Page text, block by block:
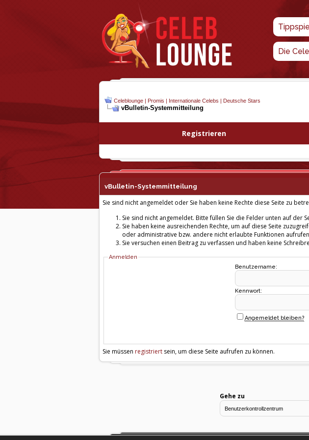
Die
Celeblounge | Promis | Internationale Celebs | Deutsche Stars
vBulletin-Systemmitteilung
Registrieren
vBulletin-Systemmitteilung
Sie sind nicht angemeldet oder Sie haben keine Rechte diese Seite zu
Sie sind nicht angemeldet. Bitte füllen Sie die Felder unten auf der
Sie haben keine ausreichenden Rechte, um auf diese Seite
oder administrative bzw. andere nicht erlaubte Funktionen
Sie versuchen einen Beitrag zu verfassen und haben keine
Anmelden
Benutzername:
Kennwort:
Angemeldet bleiben?
Sie müssen registriert sein, um diese Seite aufrufen zu können.
Gehe zu